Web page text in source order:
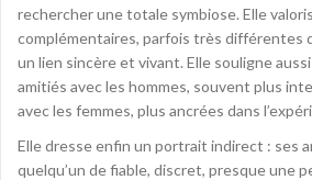
rechercher une totale symbiose. Elle
complémentaires, parfois très différentes
un lien sincère et vivant. Elle souligne
amitiés avec les hommes, souvent plus
avec les femmes, plus ancrées dans
Elle dresse enfin un portrait indirect : ses
quelqu’un de fiable, discret, presque une